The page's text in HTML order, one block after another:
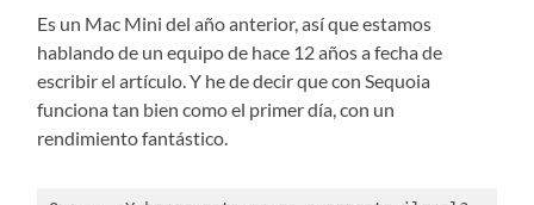
Es un Mac Mini del año anterior, así que estamos
hablando de un equipo de hace 12 años a fecha de
escribir el artículo. Y he de decir que con Sequoia
funciona tan bien como el primer día, con un
rendimiento fantástico.